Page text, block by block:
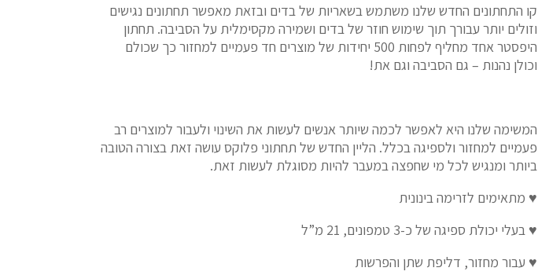
קו התחתונים החדש שלנו משתמש בשאריות של בדים ובזאת מאפשר תחתונים נגישים
וזולים יותר עבורך תוך שימוש חוזר של בדים ושמירה מקסימלית על הסביבה. תחתון
היפסטר אחד מחליף לפחות 500 יחידות של מוצרים חד פעמיים למחזור כך שכולם
וכולן נהנות – גם הסביבה וגם את!
המשימה שלנו היא לאפשר לכמה שיותר אנשים לעשות את השינוי ולעבור למוצרים רב
פעמיים למחזור ולספיגה בכלל. הליין החדש של תחתוני פלוקס עושה זאת בצורה הטובה
ביותר ומנגיש לכל מי שחפצה במעבר להיות מסוגלת לעשות זאת.
♥ מתאימים לזרימה בינונית
♥ בעלי יכולת ספיגה של כ-3 טמפונים, 21 מ”ל
♥ עבור מחזור, דליפת שתן והפרשות